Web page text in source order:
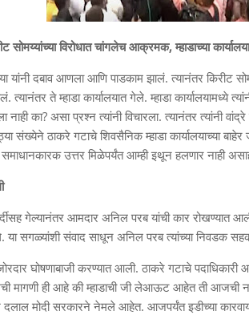
विरोधात चांगलेच आक्रमक, म्हाडाच्या
यांनी दबाव आणला आणि पाडकाम झालं. त्यानंतर किरीट
त्यानंतर ते म्हाडा कार्यालयात गेले. म्हाडा
नाही का? असा प्रश्न त्यांनी विचारला. त्यानंतर त्यांनी
संख्येने ठाकरे गटाचे शिवसैनिक म्हाडा कार्यालयाच्या
उत्तर मिळेपर्यंत आम्ही इथून हलणार नाही
गर्दीसह गेल्यानंतर आमदार अनिल परब यांची कार
सगळ्यांशी संवाद साधून अनिल परब त्यांच्या निवडक
जोरदार घोषणाबाजी करण्यात आली. ठाकरे गटाचे
मागणी ही आहे की म्हाडाची जी लेआऊट आहेत ती आजची
दलाल मोदी सरकारने नेमले आहेत. आजपर्यंत इडीच्या